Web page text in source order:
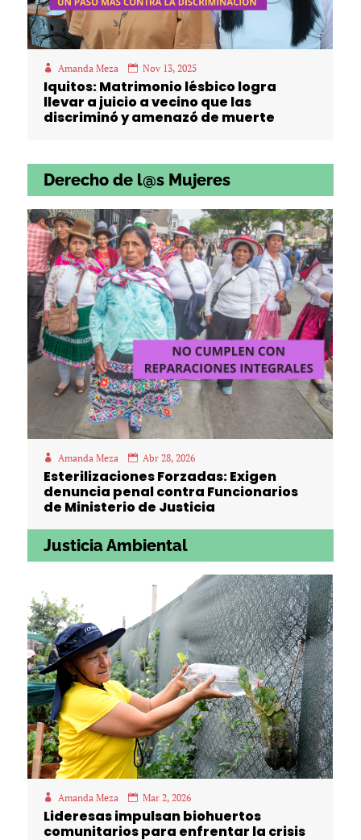
Amanda Meza Nov 13, 2025
Iquitos: Matrimonio lésbico logra
llevar a juicio a vecino que las
discriminó y amenazó de muerte
Derecho de l@s Mujeres
Amanda Meza Abr 28, 2026
Esterilizaciones Forzadas: Exigen
denuncia penal contra Funcionarios
de Ministerio de Justicia
Justicia Ambiental
Amanda Meza Mar 2, 2026
Lideresas impulsan biohuertos
comunitarios para enfrentar la crisis